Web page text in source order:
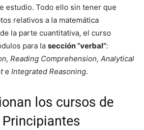
estudio. Todo ello sin tener que
relativos a la matemática
la parte cuantitativa, el curso
para la sección “verbal”:
Reading Comprehension, Analytical
e Integrated Reasoning.
los cursos de
Principiantes